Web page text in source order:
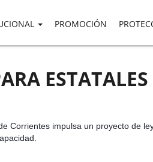
PROMOCIÓN
ESTATALES
Corrientes impulsa un proyecto de